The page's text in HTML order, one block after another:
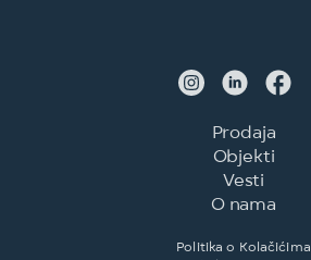
Prodaja
Objekti
Vesti
O nama
Politika o Kolačićima